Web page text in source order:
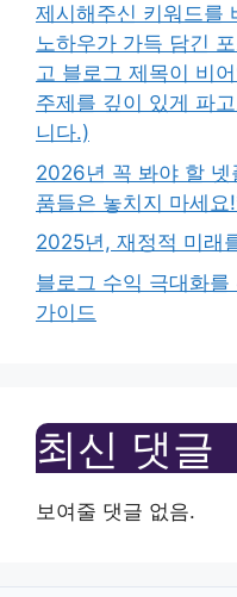
제시해주신 키워드를
노하우가 가득 담긴
고 블로그 제목이 비
주제를 깊이 있게 파
니다.)
2026년 꼭 봐야 할
품들은 놓치지 마세
2025년, 재정적 미래
블로그 수익 극대화
가이드
최신 댓글
보여줄 댓글 없음.